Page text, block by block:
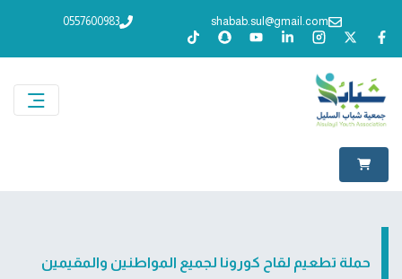
shabab.sul@gmail.com
0557600983
حملة تطعيم لقاح كورونا لجميع المواطنين والمقيمين